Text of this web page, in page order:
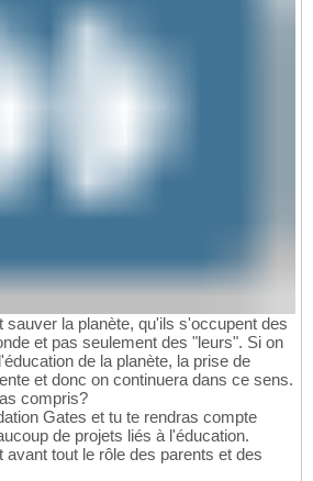
sauver la planète, qu'ils s'occupent des
et pas seulement des "leurs". Si on
de la planète, la prise de
et donc on continuera dans ce sens.
compris?
Gates et tu te rendras compte
de projets liés à l'éducation.
avant tout le rôle des parents et des